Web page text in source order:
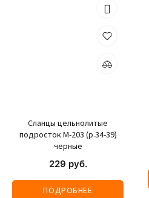
Сланцы цельнолитые
подросток М-203 (р.34-39)
черные
229 руб.
ПОДРОБНЕЕ